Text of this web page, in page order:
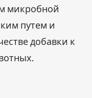
микробной
путем и
добавки к